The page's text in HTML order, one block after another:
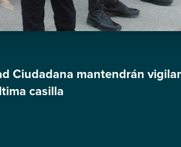
Ciudadana mantendrán
casilla